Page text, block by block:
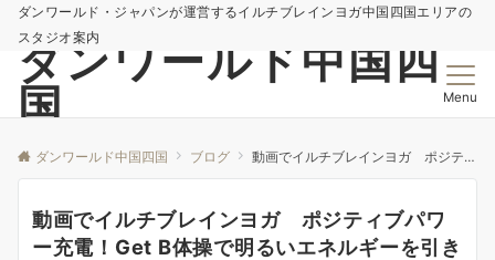
ダンワールド・ジャパンが運営するイルチブレインヨガ中国四国エリアの
スタジオ案内
ダンワールド中国四
国
Menu
ダンワールド中国四国 ブログ 動画でイルチブレインヨガ ポジティブパワー充電！Get B体操で明るいエネルギーを引き寄せよう！
動画でイルチブレインヨガ ポジティブパワ
ー充電！Get B体操で明るいエネルギーを引き